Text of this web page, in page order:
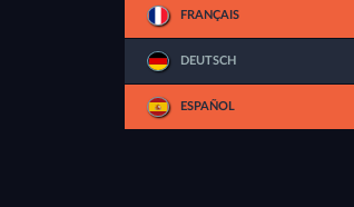
FRANÇAIS
DEUTSCH
ESPAÑOL